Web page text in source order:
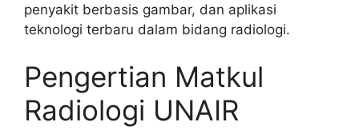
penyakit berbasis gambar, dan aplikasi
teknologi terbaru dalam bidang radiologi.
Pengertian Matkul
Radiologi UNAIR